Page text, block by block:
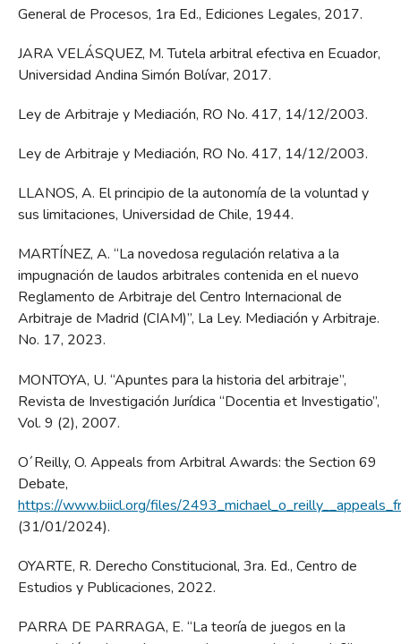
General de Procesos, 1ra Ed., Ediciones Legales, 2017.
JARA VELÁSQUEZ, M. Tutela arbitral efectiva en Ecuador,
Universidad Andina Simón Bolívar, 2017.
Ley de Arbitraje y Mediación, RO No. 417, 14/12/2003.
Ley de Arbitraje y Mediación, RO No. 417, 14/12/2003.
LLANOS, A. El principio de la autonomía de la voluntad y
sus limitaciones, Universidad de Chile, 1944.
MARTÍNEZ, A. “La novedosa regulación relativa a la
impugnación de laudos arbitrales contenida en el nuevo
Reglamento de Arbitraje del Centro Internacional de
Arbitraje de Madrid (CIAM)”, La Ley. Mediación y Arbitraje.
No. 17, 2023.
MONTOYA, U. “Apuntes para la historia del arbitraje”,
Revista de Investigación Jurídica “Docentia et Investigatio”,
Vol. 9 (2), 2007.
O´Reilly, O. Appeals from Arbitral Awards: the Section 69
Debate,
https://www.biicl.org/files/
(31/01/2024).
OYARTE, R. Derecho Constitucional, 3ra. Ed., Centro de
Estudios y Publicaciones, 2022.
PARRA DE PARRAGA, E. “La teoría de juegos en la